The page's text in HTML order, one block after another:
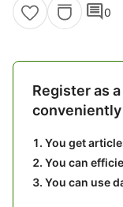
comment0
Register as
conveniently
You get
You can
You can use